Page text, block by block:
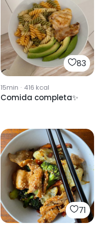
83
15min · 416 kcal
Comida completa✨
71